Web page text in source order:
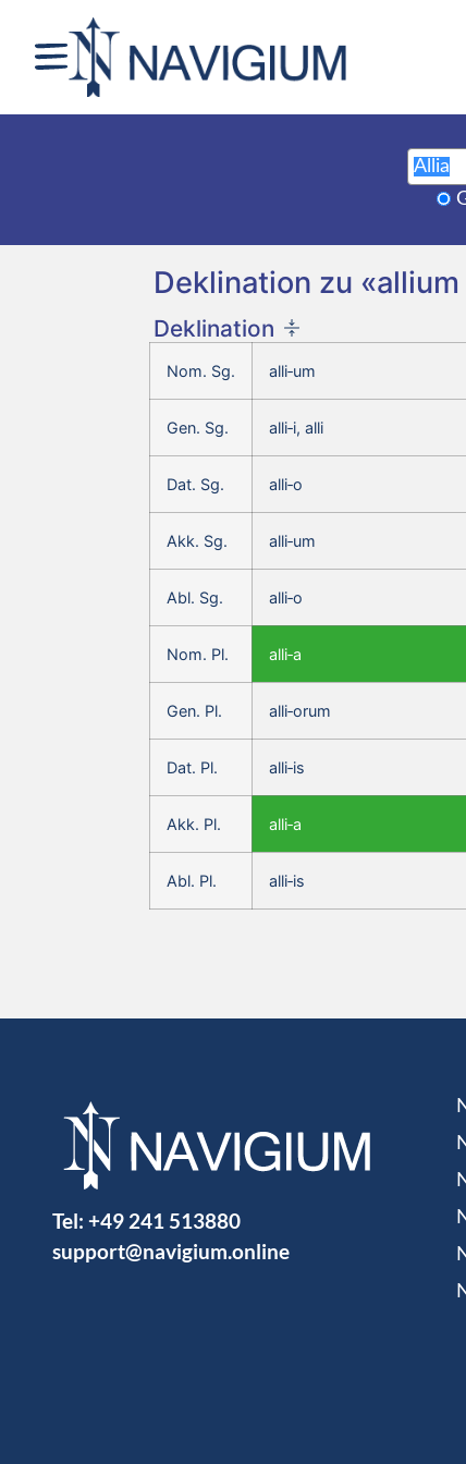
Deklination zu
Deklination
Nom. Sg. alli‑um
Gen. Sg. alli‑i, alli
Dat. Sg. alli‑o
Akk. Sg. alli‑um
Abl. Sg. alli‑o
Nom. Pl. alli‑a
Gen. Pl. alli‑orum
Dat. Pl. alli‑is
Akk. Pl. alli‑a
Abl. Pl. alli‑is
Tel: +49 241 513880
support@navigium.online